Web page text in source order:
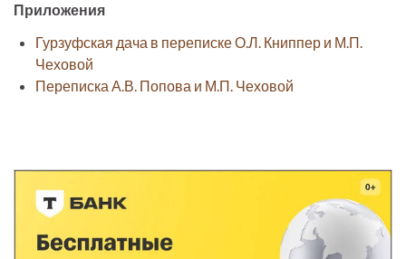
Приложения
Гурзуфская дача в переписке О.Л. Книппер и М.П.
Чеховой
Переписка А.В. Попова и М.П. Чеховой